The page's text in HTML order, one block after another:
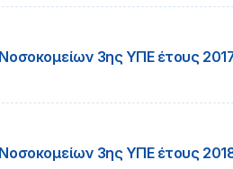
3ης ΥΠΕ έτους
3ης ΥΠΕ έτους